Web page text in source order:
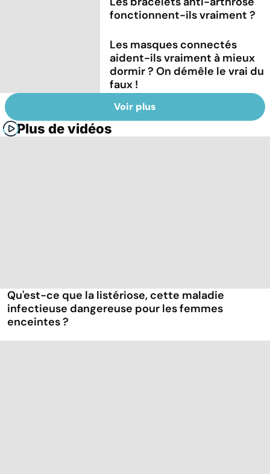
fonctionnent-ils vraiment ?
Les masques connectés
aident-ils vraiment à mieux
dormir ? On démêle le vrai du
faux !
Voir plus
Plus de vidéos
Qu'est-ce que la listériose, cette maladie
infectieuse dangereuse pour les femmes
enceintes ?